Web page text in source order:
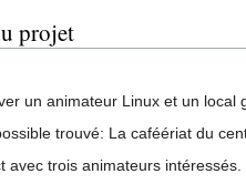
projet
un animateur Linux et un local
trouvé: La caféériat du
avec trois animateurs intéressés.